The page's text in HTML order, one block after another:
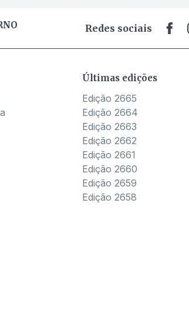
Redes sociais
Últimas edições
Edição 2665
Edição 2664
Edição 2663
Edição 2662
Edição 2661
Edição 2660
Edição 2659
Edição 2658